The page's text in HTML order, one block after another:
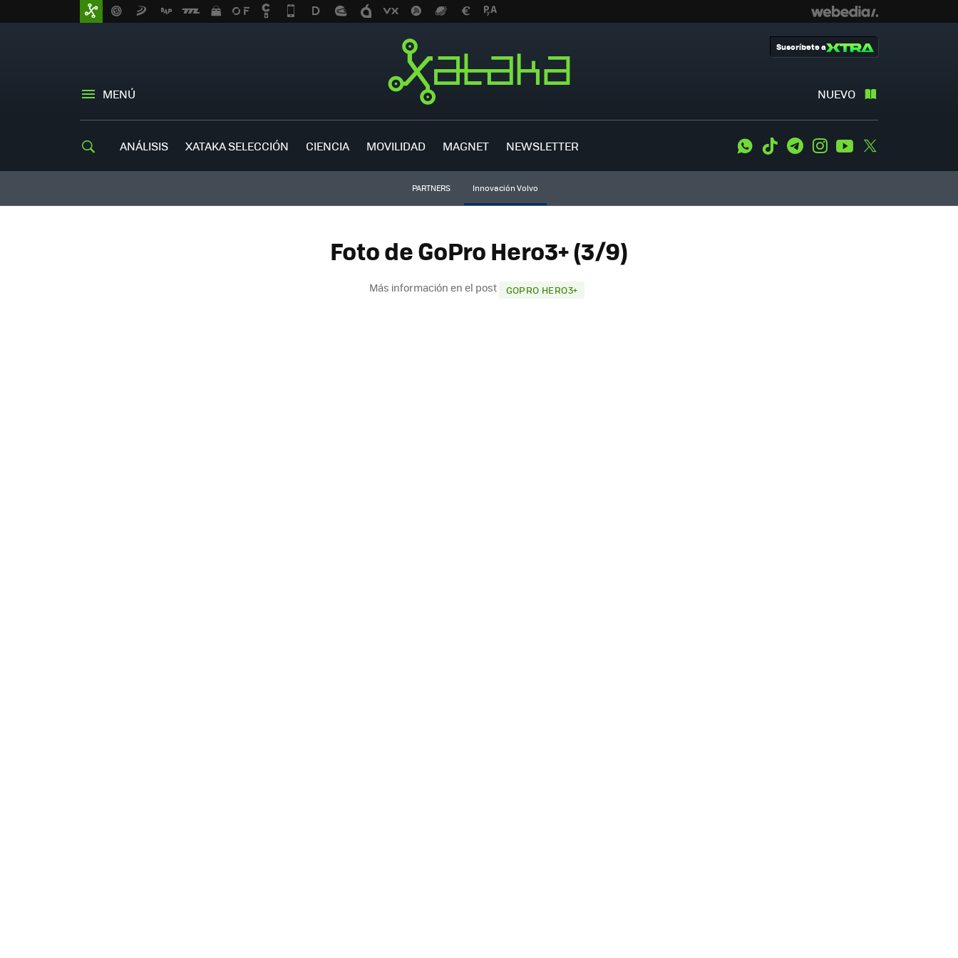
MENÚ NUEVO
Suscríbete a
ANÁLISIS XATAKA SELECCIÓN CIENCIA MOVILIDAD MAGNET NEWSLETTER WhatsApp
Tiktok TelegramInstagramYoutube
PARTNERS Innovación Volvo
Foto de GoPro Hero3+ (3/9)
Más información en el post GOPRO HERO3+